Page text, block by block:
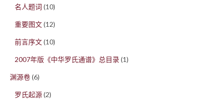
名人题词 (10)
重要图文(12)
前言序文(10)
2007年版《中华罗氏通谱》总目录(1)
渊源卷(6)
罗氏起源(2)